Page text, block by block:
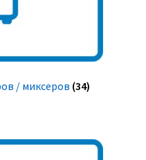
/ миксеров (34)